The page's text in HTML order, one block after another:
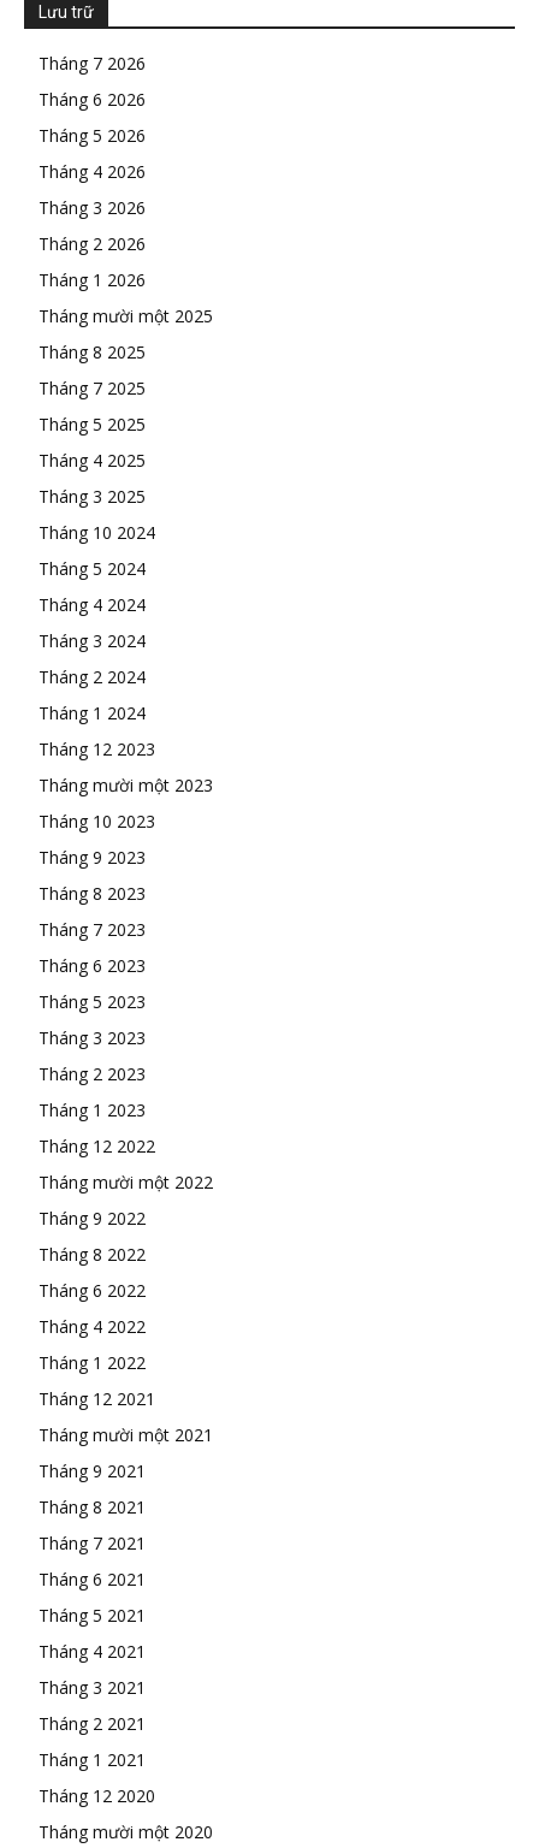
Lưu trữ
Tháng 7 2026
Tháng 6 2026
Tháng 5 2026
Tháng 4 2026
Tháng 3 2026
Tháng 2 2026
Tháng 1 2026
Tháng mười một 2025
Tháng 8 2025
Tháng 7 2025
Tháng 5 2025
Tháng 4 2025
Tháng 3 2025
Tháng 10 2024
Tháng 5 2024
Tháng 4 2024
Tháng 3 2024
Tháng 2 2024
Tháng 1 2024
Tháng 12 2023
Tháng mười một 2023
Tháng 10 2023
Tháng 9 2023
Tháng 8 2023
Tháng 7 2023
Tháng 6 2023
Tháng 5 2023
Tháng 3 2023
Tháng 2 2023
Tháng 1 2023
Tháng 12 2022
Tháng mười một 2022
Tháng 9 2022
Tháng 8 2022
Tháng 6 2022
Tháng 4 2022
Tháng 1 2022
Tháng 12 2021
Tháng mười một 2021
Tháng 9 2021
Tháng 8 2021
Tháng 7 2021
Tháng 6 2021
Tháng 5 2021
Tháng 4 2021
Tháng 3 2021
Tháng 2 2021
Tháng 1 2021
Tháng 12 2020
Tháng mười một 2020